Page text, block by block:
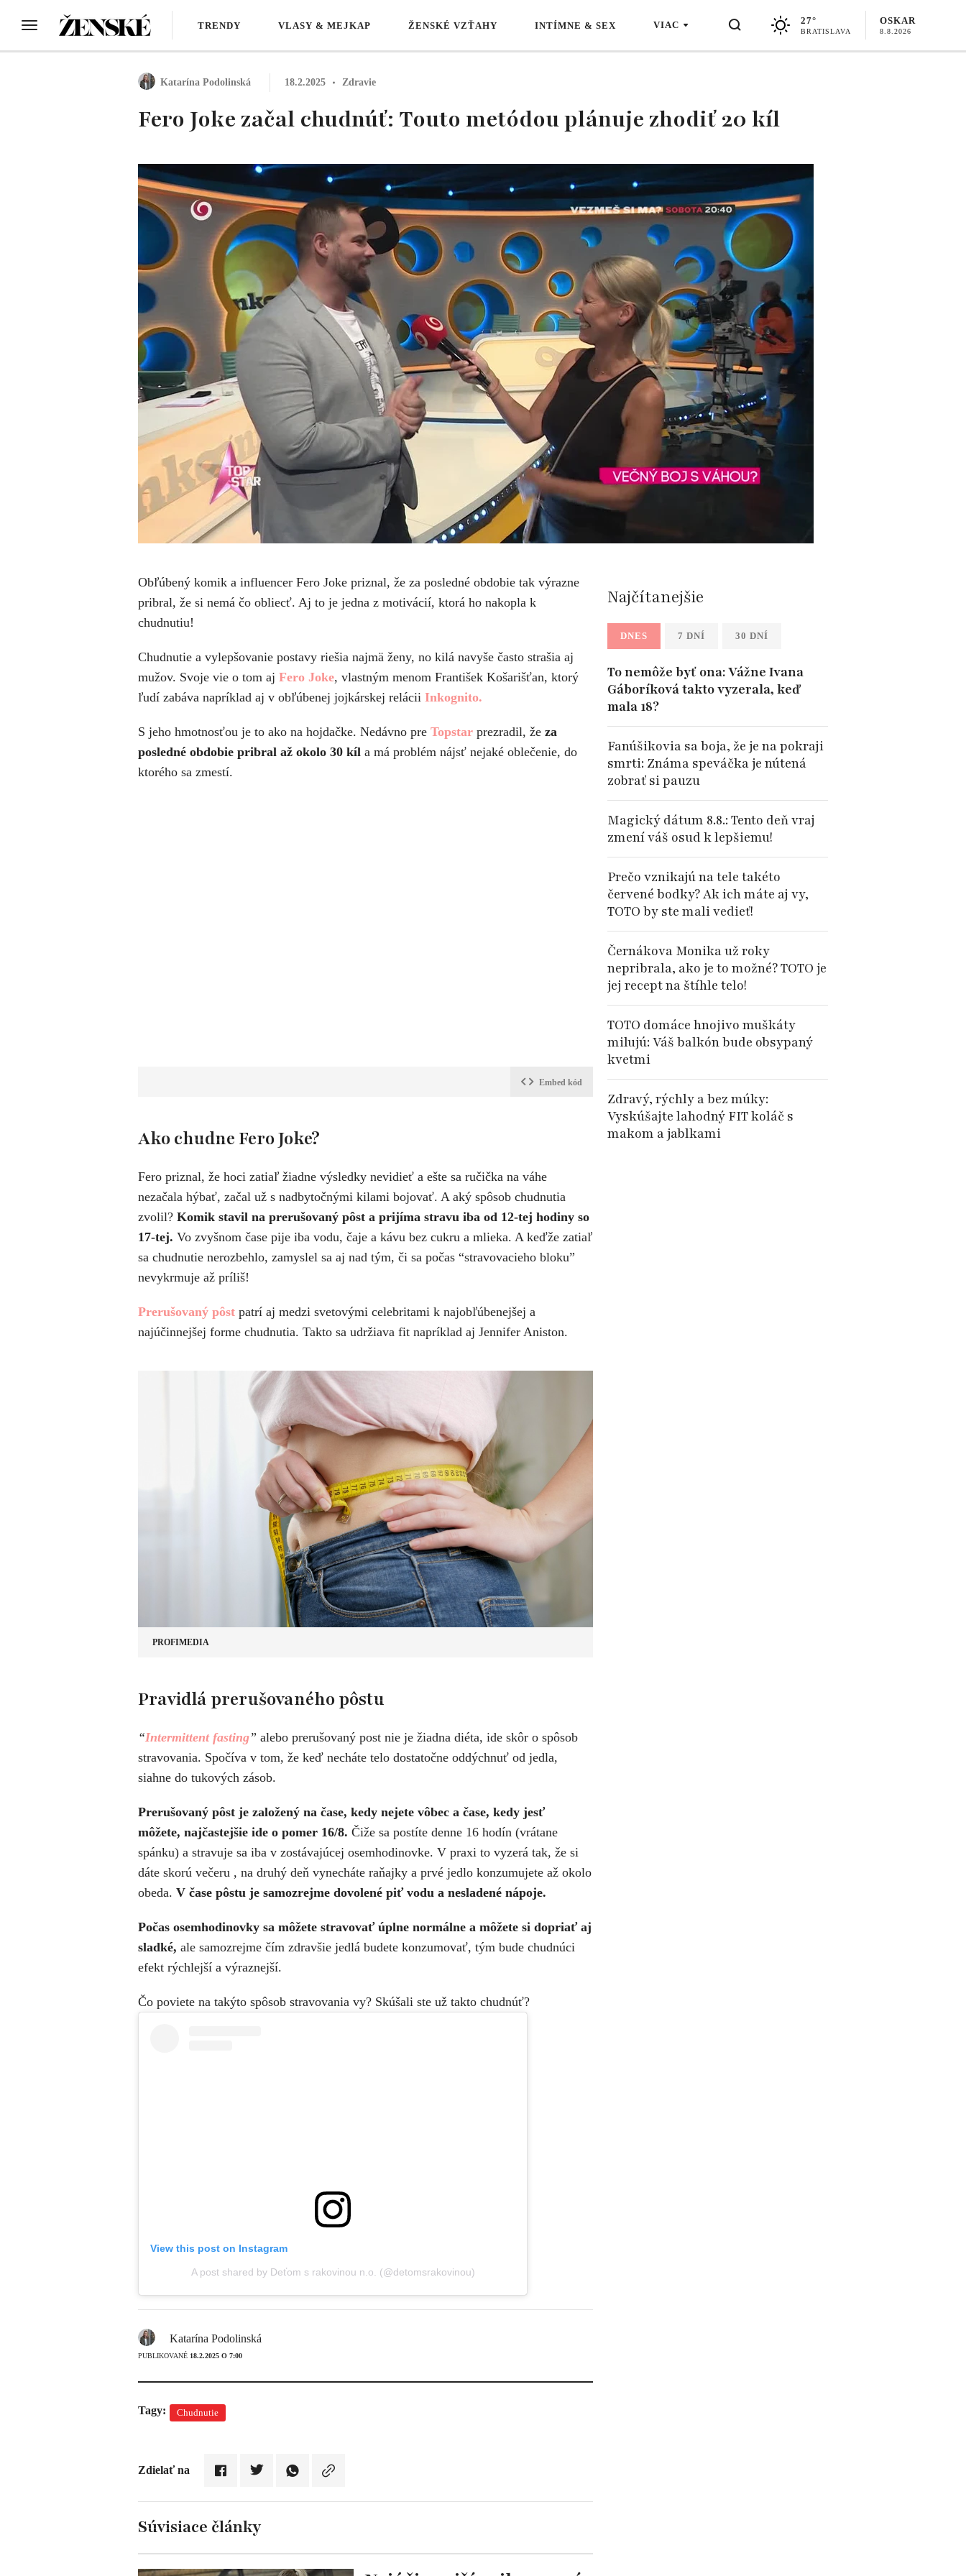
TRENDY VLASY & MEJKAP ŽENSKÉ VZŤAHY INTÍMNE & SEX VIAC 27°
BRATISLAVA
OSKAR
8.8.2026
Katarína Podolinská 18.2.2025 Zdravie
Fero Joke začal chudnúť: Touto metódou plánuje zhodiť 20 kíl
Obľúbený komik a influencer Fero Joke priznal, že za posledné obdobie tak výrazne
pribral, že si nemá čo obliecť. Aj to je jedna z motivácií, ktorá ho nakopla k
chudnutiu!
Chudnutie a vylepšovanie postavy riešia najmä ženy, no kilá navyše často strašia aj
mužov. Svoje vie o tom aj Fero Joke, vlastným menom František Košarišťan, ktorý
ľudí zabáva napríklad aj v obľúbenej jojkárskej relácii Inkognito.
S jeho hmotnosťou je to ako na hojdačke. Nedávno pre Topstar prezradil, že za
posledné obdobie pribral až okolo 30 kíl a má problém nájsť nejaké oblečenie, do
ktorého sa zmestí.
Embed kód
Ako chudne Fero Joke?
Fero priznal, že hoci zatiaľ žiadne výsledky nevidieť a ešte sa ručička na váhe
nezačala hýbať, začal už s nadbytočnými kilami bojovať. A aký spôsob chudnutia
zvolil? Komik stavil na prerušovaný pôst a prijíma stravu iba od 12-tej hodiny so
17-tej. Vo zvyšnom čase pije iba vodu, čaje a kávu bez cukru a mlieka. A keďže zatiaľ
sa chudnutie nerozbehlo, zamyslel sa aj nad tým, či sa počas “stravovacieho bloku”
nevykrmuje až príliš!
Prerušovaný pôst patrí aj medzi svetovými celebritami k najobľúbenejšej a
najúčinnejšej forme chudnutia. Takto sa udržiava fit napríklad aj Jennifer Aniston.
PROFIMEDIA
Pravidlá prerušovaného pôstu
“Intermittent fasting” alebo prerušovaný post nie je žiadna diéta, ide skôr o spôsob
stravovania. Spočíva v tom, že keď necháte telo dostatočne oddýchnuť od jedla,
siahne do tukových zásob.
Prerušovaný pôst je založený na čase, kedy nejete vôbec a čase, kedy jesť
môžete, najčastejšie ide o pomer 16/8. Čiže sa postíte denne 16 hodín (vrátane
spánku) a stravuje sa iba v zostávajúcej osemhodinovke. V praxi to vyzerá tak, že si
dáte skorú večeru , na druhý deň vynecháte raňajky a prvé jedlo konzumujete až okolo
obeda. V čase pôstu je samozrejme dovolené piť vodu a nesladené nápoje.
Počas osemhodinovky sa môžete stravovať úplne normálne a môžete si dopriať aj
sladké, ale samozrejme čím zdravšie jedlá budete konzumovať, tým bude chudnúci
efekt rýchlejší a výraznejší.
Čo poviete na takýto spôsob stravovania vy? Skúšali ste už takto chudnúť?
View this post on Instagram
A post shared by Deťom s rakovinou n.o. (@detomsrakovinou)
Katarína Podolinská
PUBLIKOVANÉ 18.2.2025 O 7:00
Tagy: Chudnutie
Zdielať na
Súvisiace články
Najčítanejšie
DNES 7 DNÍ 30 DNÍ
To nemôže byť ona: Vážne Ivana
Gáboríková takto vyzerala, keď
mala 18?
Fanúšikovia sa boja, že je na pokraji
smrti: Známa speváčka je nútená
zobrať si pauzu
Magický dátum 8.8.: Tento deň vraj
zmení váš osud k lepšiemu!
Prečo vznikajú na tele takéto
červené bodky? Ak ich máte aj vy,
TOTO by ste mali vedieť!
Černákova Monika už roky
nepribrala, ako je to možné? TOTO je
jej recept na štíhle telo!
TOTO domáce hnojivo muškáty
milujú: Váš balkón bude obsypaný
kvetmi
Zdravý, rýchly a bez múky:
Vyskúšajte lahodný FIT koláč s
makom a jablkami